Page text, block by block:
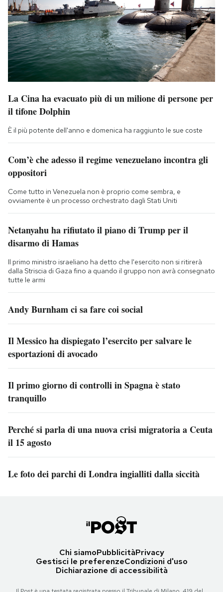
La Cina ha evacuato più di un milione di persone per
il tifone Dolphin
È il più potente dell'anno e domenica ha raggiunto le sue coste
Com’è che adesso il regime venezuelano incontra gli
oppositori
Come tutto in Venezuela non è proprio come sembra, e
ovviamente è un processo orchestrato dagli Stati Uniti
Netanyahu ha rifiutato il piano di Trump per il
disarmo di Hamas
Il primo ministro israeliano ha detto che l'esercito non si ritirerà
dalla Striscia di Gaza fino a quando il gruppo non avrà consegnato
tutte le armi
Andy Burnham ci sa fare coi social
Il Messico ha dispiegato l’esercito per salvare le
esportazioni di avocado
Il primo giorno di controlli in Spagna è stato
tranquillo
Perché si parla di una nuova crisi migratoria a Ceuta
il 15 agosto
Le foto dei parchi di Londra ingialliti dalla siccità
Chi siamoPubblicitàPrivacy
Gestisci le preferenzeCondizioni d'uso
Dichiarazione di accessibilità